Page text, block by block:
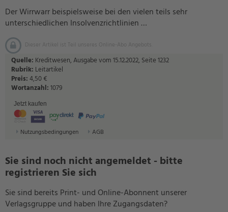
Der Wirrwarr beispielsweise bei den vielen teils sehr
unterschiedlichen Insolvenzrichtlinien …
Dieser Artikel ist Teil unseres Online-Abo Angebots.
Quelle: Kreditwesen, Ausgabe vom 15.12.2022, Seite 1232
Rubrik: Leitartikel
Preis:4,50 €
Wortanzahl:1079
Jetzt kaufen
Nutzungsbedingungen AGB
Sie sind noch nicht angemeldet - bitte
registrieren Sie sich
Sie sind bereits Print- und Online-Abonnent unserer
Verlagsgruppe und haben Ihre Zugangsdaten?